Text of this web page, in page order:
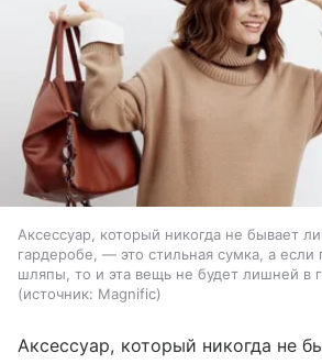
Аксессуар, который никогда не бывает
гардеробе, — это стильная сумка, а если
шляпы, то и эта вещь не будет лишней в
источник: Magnific
Аксессуар, который никогда не